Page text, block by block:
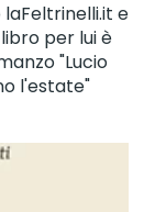
e
per lui è
"Lucio
l'estate"